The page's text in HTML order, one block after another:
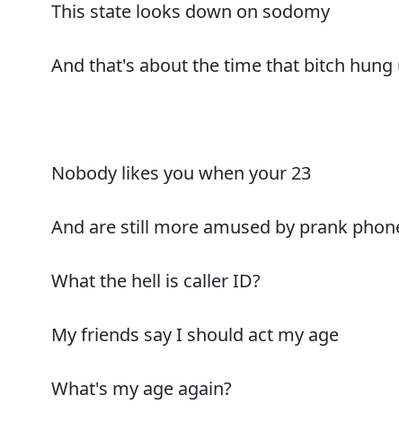
This state looks down on sodomy
And that's about the time that bitch hung
Nobody likes you when your 23
And are still more amused by prank
What the hell is caller ID?
My friends say I should act my age
What's my age again?